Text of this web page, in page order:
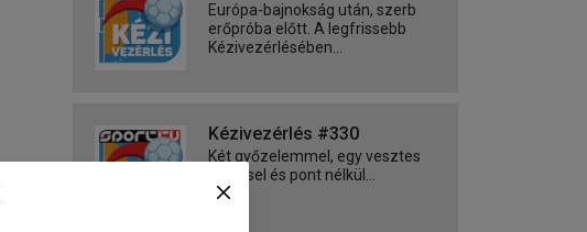
Európa-bajnokság után, szerb
erőpróba előtt. A legfrissebb
Kézivezérlésében...
Kézivezérlés #330
Két győzelemmel, egy vesztes
meccsel és pont nélkül...